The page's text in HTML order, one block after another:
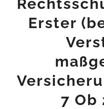
Erster
7